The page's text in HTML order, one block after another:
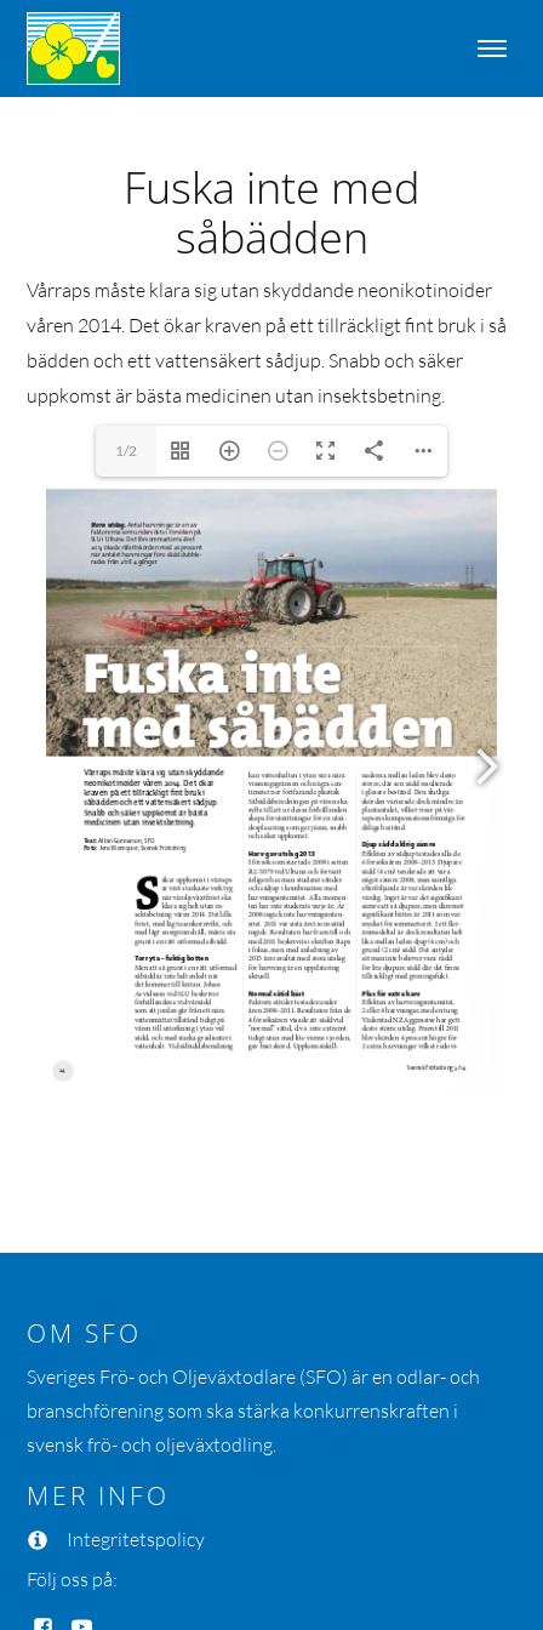
Fuska inte med
såbädden
Vårraps måste klara sig utan skyddande neonikotinoider
våren 2014. Det ökar kraven på ett tillräckligt fint bruk i så
bädden och ett vattensäkert sådjup. Snabb och säker
uppkomst är bästa medicinen utan insektsbetning.
1/2
OM SFO
Sveriges Frö- och Oljeväxtodlare (SFO) är en odlar- och
branschförening som ska stärka konkurrenskraften i
svensk frö- och oljeväxtodling.
MER INFO
Integritetspolicy
Följ oss på: